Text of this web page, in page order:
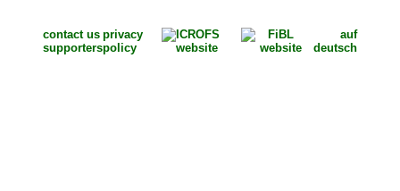
contact us
supporters
privacy
policy
auf
deutsch